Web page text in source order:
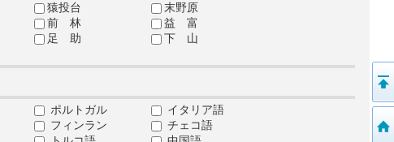
猿投台
末野原
前 林
益 富
足 助
下 山
ポルトガル
イタリア語
フィンラン
チェコ語